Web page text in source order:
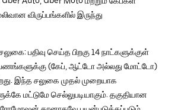
விருப்பங்களில் இருந்து
பதிவு செய்த பிறகு 14 நாட்களுக்குள்
(கேப், ஆட்டோ அல்லது மோட்டோ)
இந்த சலுகை முதல் முறையாக
மட்டுமே செல்லுபடியாகும். தகுதியான